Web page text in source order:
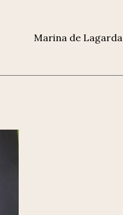
Marina de Lagarda